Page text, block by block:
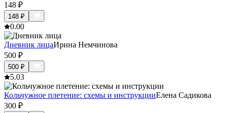
148 ₽
148 ₽
0.00
Дневник лицаИрина Немчинова
500 ₽
500 ₽
5.03
Кольчужное плетение: схемы и инструкцииЕлена Садикова
300 ₽